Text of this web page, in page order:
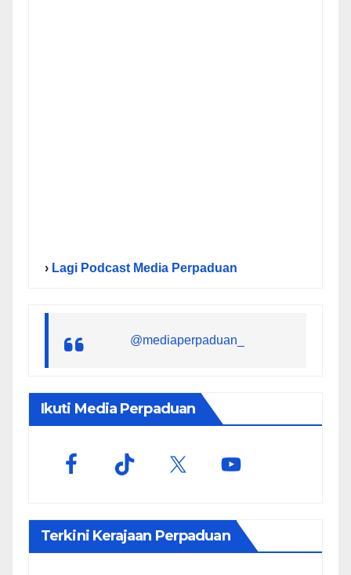
› Lagi Podcast Media Perpaduan
@mediaperpaduan_
Ikuti Media Perpaduan
Terkini Kerajaan Perpaduan